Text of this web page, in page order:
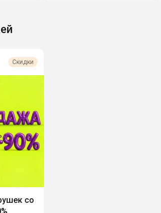
Скидки
со